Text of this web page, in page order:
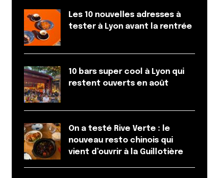
Les 10 nouvelles adresses à
tester à Lyon avant la rentrée
10 bars super cool à Lyon qui
restent ouverts en août
On a testé Rive Verte : le
nouveau resto chinois qui
vient d’ouvrir à la Guillotière